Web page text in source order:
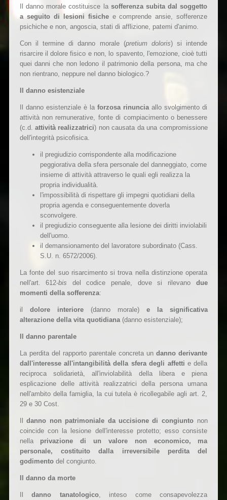
Il danno morale costituisce la sofferenza subita dal soggetto
a seguito di lesioni fisiche e comprende ansie, sofferenze
psichiche e non, angoscia, stati di afflizione, patemi d'animo.
Con il termine di danno morale (pretium doloris) si intende
risarcire il dolore fisico e non, lo spavento, l'emozione, cioè tutti
quei danni che non ledono il patrimonio della persona, ma che
non rientrano, neppure nel danno biologico.?
Il danno esistenziale
Il danno esistenziale è laforzosa rinunciaallo svolgimento di
attività non remunerative, fonte di compiacimento o benessere
(c.d. attività realizzatrici) non causata da una compromissione
dell'integrità psicofisica.
il pregiudizio corrispondente alla modificazione
peggiorativa della sfera personale del danneggiato, come
insieme di attività attraverso le quali egli realizza la
propria individualità.
l'impossibilità di rispettare gli impegni quotidiani della
propria agenda e conseguentemente doverla
sconvolgere.
il pregiudizio conseguente alla lesione dei diritti inviolabili
dell'uomo.
il demansionamento del lavoratore subordinato (Cass.
S.U. n. 6572/2006).
La fonte del suo risarcimento si trova nella distinzione operata
nell'art. 612-bis del codice penale, dove si rilevano due
momenti della sofferenza:
il dolore interiore (danno morale) e la significativa
alterazione della vita quotidiana (danno esistenziale);
Il danno parentale
La perdita del rapporto parentale concreta undanno derivante
dall'interesse all'intangibilità della sfera degli affettie della
reciproca solidarietà, all'inviolabilità della libera e piena
esplicazione delle attività realizzatrici della persona umana
nell'ambito della famiglia, la cui tutela è ricollegabile agli art. 2,
29 e 30 Cost.
Ildanno non patrimoniale da uccisione di congiunto non
coincide con la lesione dell'interesse protetto; esso consiste
nella privazione di un valore non economico, ma
personale, costituito dalla irreversibile perdita del
godimento del congiunto.
Il danno da morte
Ildanno tanatologico, inteso come consapevolezza